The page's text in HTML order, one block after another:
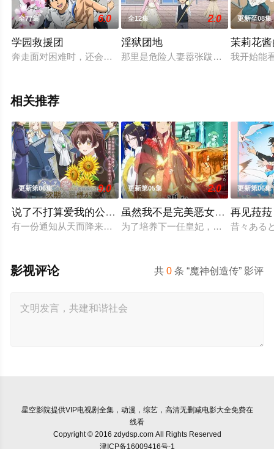
全77集 6.0
学园救援团
奔走面对困难时，还会伴随着诸多无厘头要素，比如说解密、
全12集 2.0
淫狱团地
那里是危险人妻嚣张跋扈的魔之社
更新至08集
茉莉花
我开始能
相关推荐
更新第06集 9.0
说了不打算爱我的公爵继承人，不知为何对我宠爱有加
有一份通知从天而降来到没落贵族的千金，艾尔莎的身边。那
更新第05集 2.0
虽然我不是完美恶女～雏宫蝶鼠
为了培养下一任皇妃，从五大名门
更新第06集
再见菈菈
昔々ある
共0 条 “魔神创造传” 影评
影视评论
星空影院提供VIP电视剧全集，动漫，综艺，高清无删减电影大全免费在
线看
Copyright © 2016 zdydsp.com All Rights Reserved
津ICP备16009416号-1